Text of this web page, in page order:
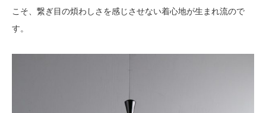
こそ、繋ぎ目の煩わしさを感じさせない着心地が生まれ流ので
す。